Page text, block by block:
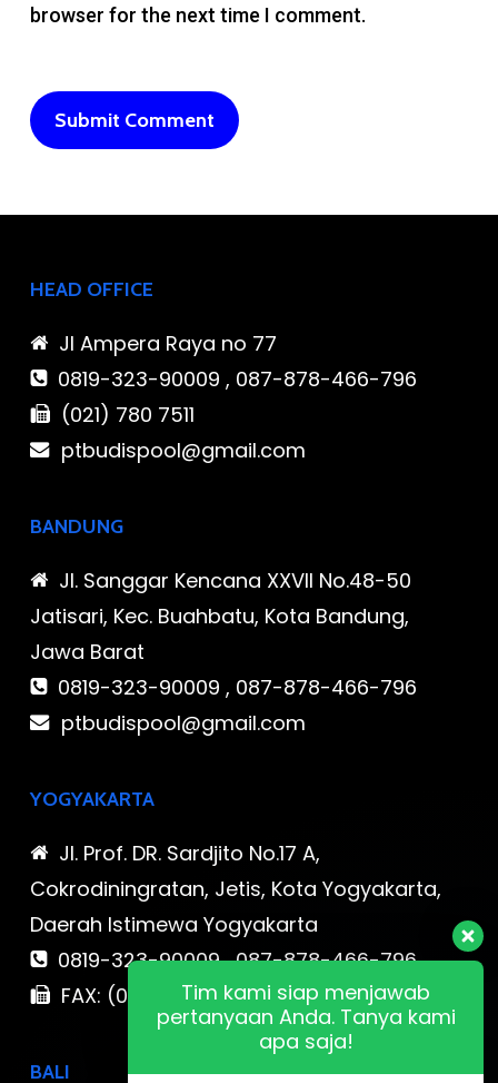
browser for the next time I comment.
HEAD OFFICE
Jl Ampera Raya no 77
0819-323-90009 , 087-878-466-796
(021) 780 7511
ptbudispool@gmail.com
BANDUNG
Jl. Sanggar Kencana XXVII No.48-50
Jatisari, Kec. Buahbatu, Kota Bandung,
Jawa Barat
0819-323-90009 , 087-878-466-796
ptbudispool@gmail.com
YOGYAKARTA
Jl. Prof. DR. Sardjito No.17 A,
Cokrodiningratan, Jetis, Kota Yogyakarta,
Daerah Istimewa Yogyakarta
0819-323-90009 , 087-878-466-796
FAX: (021) 780 7511
BALI
Tim kami siap menjawab
pertanyaan Anda. Tanya kami
apa saja!